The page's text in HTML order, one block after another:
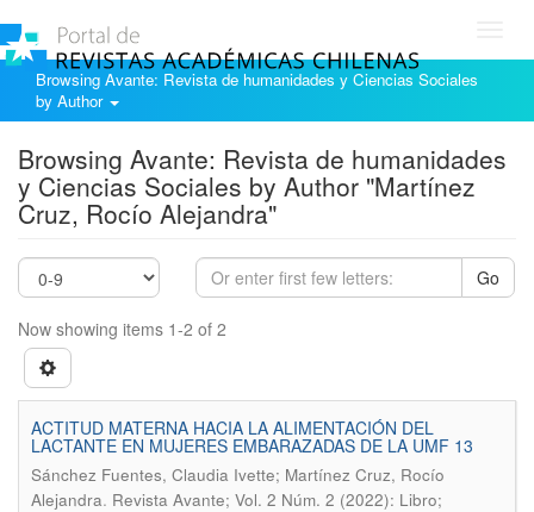
Browsing Avante: Revista de humanidades y Ciencias Sociales
by Author
Browsing Avante: Revista de humanidades
y Ciencias Sociales by Author "Martínez
Cruz, Rocío Alejandra"
Go
Now showing items 1-2 of 2
ACTITUD MATERNA HACIA LA ALIMENTACIÓN DEL
LACTANTE EN MUJERES EMBARAZADAS DE LA UMF 13
Sánchez Fuentes, Claudia Ivette; Martínez Cruz, Rocío
Alejandra. Revista Avante; Vol. 2 Núm. 2 (2022): Libro;